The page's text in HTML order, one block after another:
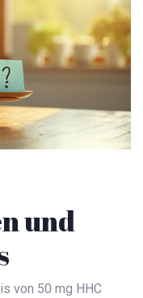
und
von 50 mg HHC